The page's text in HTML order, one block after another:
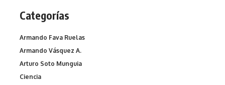
Categorías
Armando Fava Ruelas
Armando Vásquez A.
Arturo Soto Munguia
Ciencia